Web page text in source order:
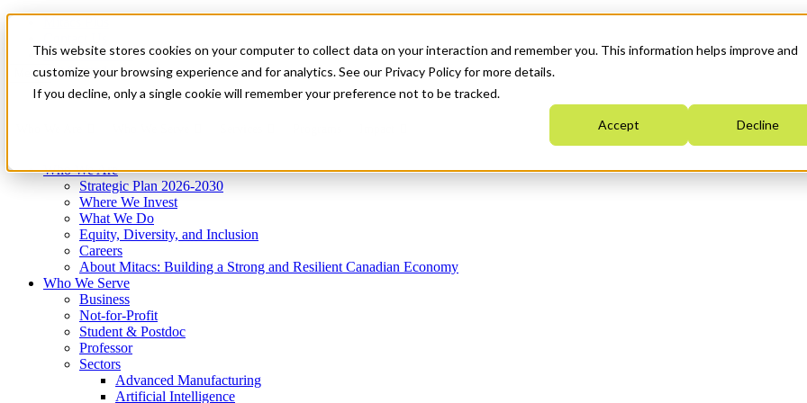
This website stores cookies on your computer to collect data on your interaction and remember you. This information helps improve and
customize your browsing experience and for analytics. See our Privacy Policy for more details.
If you decline, only a single cookie will remember your preference not to be tracked.
Accept Decline
News & Events
Get Started
Menu
Who We Are
Strategic Plan 2026-2030
Where We Invest
What We Do
Equity, Diversity, and Inclusion
Careers
About Mitacs: Building a Strong and Resilient Canadian Economy
Who We Serve
Business
Not-for-Profit
Student & Postdoc
Professor
Sectors
Advanced Manufacturing
Artificial Intelligence